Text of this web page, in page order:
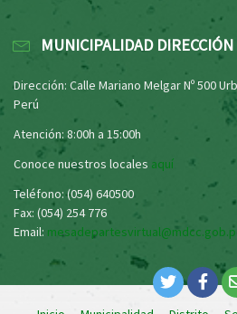
MUNICIPALIDAD DIRECCIÓN
Dirección: Calle Mariano Melgar Nº 500
Perú
Atención: 8:00h a 15:00h
Conoce nuestros locales aquí
Teléfono: (054) 640500
Fax: (054) 254 776
Email: